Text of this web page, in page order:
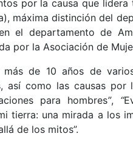
por la causa que
máxima distinción del
el departamento de
por la Asociación de
de 10 años de
así como las causas
para hombres”, “
tierra: una mirada a los
de los mitos”.